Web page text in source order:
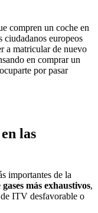
compren un coche en
ciudadanos europeos
a matricular de nuevo
en comprar un
por pasar
las
importantes de la
más exhaustivos,
ITV desfavorable o